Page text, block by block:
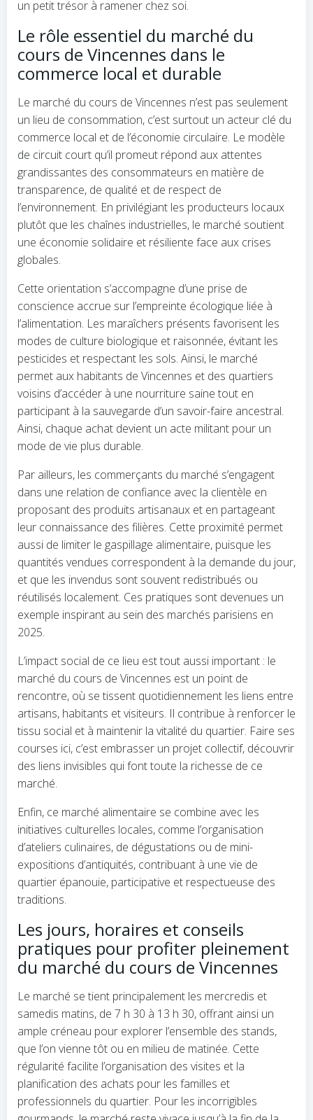
un petit trésor à ramener chez soi.
Le rôle essentiel du marché du
cours de Vincennes dans le
commerce local et durable
Le marché du cours de Vincennes n’est pas seulement
un lieu de consommation, c’est surtout un acteur clé du
commerce local et de l’économie circulaire. Le modèle
de circuit court qu’il promeut répond aux attentes
grandissantes des consommateurs en matière de
transparence, de qualité et de respect de
l’environnement. En privilégiant les producteurs locaux
plutôt que les chaînes industrielles, le marché soutient
une économie solidaire et résiliente face aux crises
globales.
Cette orientation s’accompagne d’une prise de
conscience accrue sur l’empreinte écologique liée à
l’alimentation. Les maraîchers présents favorisent les
modes de culture biologique et raisonnée, évitant les
pesticides et respectant les sols. Ainsi, le marché
permet aux habitants de Vincennes et des quartiers
voisins d’accéder à une nourriture saine tout en
participant à la sauvegarde d’un savoir-faire ancestral.
Ainsi, chaque achat devient un acte militant pour un
mode de vie plus durable.
Par ailleurs, les commerçants du marché s’engagent
dans une relation de confiance avec la clientèle en
proposant des produits artisanaux et en partageant
leur connaissance des filières. Cette proximité permet
aussi de limiter le gaspillage alimentaire, puisque les
quantités vendues correspondent à la demande du jour,
et que les invendus sont souvent redistribués ou
réutilisés localement. Ces pratiques sont devenues un
exemple inspirant au sein des marchés parisiens en
2025.
L’impact social de ce lieu est tout aussi important : le
marché du cours de Vincennes est un point de
rencontre, où se tissent quotidiennement les liens entre
artisans, habitants et visiteurs. Il contribue à renforcer le
tissu social et à maintenir la vitalité du quartier. Faire ses
courses ici, c’est embrasser un projet collectif, découvrir
des liens invisibles qui font toute la richesse de ce
marché.
Enfin, ce marché alimentaire se combine avec les
initiatives culturelles locales, comme l’organisation
d’ateliers culinaires, de dégustations ou de mini-
expositions d’antiquités, contribuant à une vie de
quartier épanouie, participative et respectueuse des
traditions.
Les jours, horaires et conseils
pratiques pour profiter pleinement
du marché du cours de Vincennes
Le marché se tient principalement les mercredis et
samedis matins, de 7 h 30 à 13 h 30, offrant ainsi un
ample créneau pour explorer l’ensemble des stands,
que l’on vienne tôt ou en milieu de matinée. Cette
régularité facilite l’organisation des visites et la
planification des achats pour les familles et
professionnels du quartier. Pour les incorrigibles